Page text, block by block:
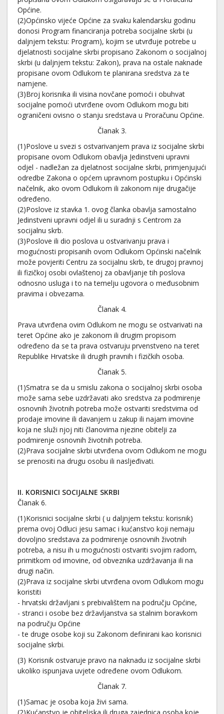
Općine.
(2)Općinsko vijeće Općine za svaku kalendarsku godinu
donosi Program financiranja potreba socijalne skrbi (u
daljnjem tekstu: Program), kojim se utvrđuje potrebe u
djelatnosti socijalne skrbi propisano Zakonom o socijalnoj
skrbi (u daljnjem tekstu: Zakon), prava na ostale naknade
propisane ovom Odlukom te planirana sredstva za te
namjene.
(3)Broj korisnika ili visina novčane pomoći i obuhvat
socijalne pomoći utvrđene ovom Odlukom mogu biti
ograničeni ovisno o stanju sredstava u Proračunu Općine.
Članak 3.
(1)Poslove u svezi s ostvarivanjem prava iz socijalne skrbi
propisane ovom Odlukom obavlja Jedinstveni upravni
odjel - nadležan za djelatnost socijalne skrbi, primjenjujući
odredbe Zakona o općem upravnom postupku i Općinski
načelnik, ako ovom Odlukom ili zakonom nije drugačije
određeno.
(2)Poslove iz stavka 1. ovog članka obavlja samostalno
Jedinstveni upravni odjel ili u suradnji s Centrom za
socijalnu skrb.
(3)Poslove ili dio poslova u ostvarivanju prava i
mogućnosti propisanih ovom Odlukom Općinski načelnik
može povjeriti Centru za socijalnu skrb, te drugoj pravnoj
ili fizičkoj osobi ovlaštenoj za obavljanje tih poslova
odnosno usluga i to na temelju ugovora o međusobnim
pravima i obvezama.
Članak 4.
Prava utvrđena ovim Odlukom ne mogu se ostvarivati na
teret Općine ako je zakonom ili drugim propisom
određeno da se ta prava ostvaruju prvenstveno na teret
Republike Hrvatske ili drugih pravnih i fizičkih osoba.
Članak 5.
(1)Smatra se da u smislu zakona o socijalnoj skrbi osoba
može sama sebe uzdržavati ako sredstva za podmirenje
osnovnih životnih potreba može ostvariti sredstvima od
prodaje imovine ili davanjem u zakup ili najam imovine
koja ne služi njoj niti članovima njezine obitelji za
podmirenje osnovnih životnih potreba.
(2)Prava socijalne skrbi utvrđena ovom Odlukom ne mogu
se prenositi na drugu osobu ili nasljeđivati.
II. KORISNICI SOCIJALNE SKRBI
Članak 6.
(1)Korisnici socijalne skrbi ( u daljnjem tekstu: korisnik)
prema ovoj Odluci jesu samac i kućanstvo koji nemaju
dovoljno sredstava za podmirenje osnovnih životnih
potreba, a nisu ih u mogućnosti ostvariti svojim radom,
primitkom od imovine, od obveznika uzdržavanja ili na
drugi način.
(2)Prava iz socijalne skrbi utvrđena ovom Odlukom mogu
koristiti
- hrvatski državljani s prebivalištem na području Općine,
- stranci i osobe bez državljanstva sa stalnim boravkom
na području Općine
- te druge osobe koji su Zakonom definirani kao korisnici
socijalne skrbi.
(3) Korisnik ostvaruje pravo na naknadu iz socijalne skrbi
ukoliko ispunjava uvjete određene ovom Odlukom.
Članak 7.
(1)Samac je osoba koja živi sama.